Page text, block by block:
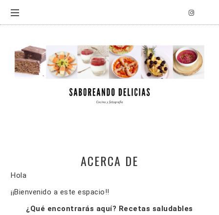
ACERCA DE
Hola
¡¡Bienvenido a este espacio!!
¿Qué encontrarás aquí? Recetas saludables